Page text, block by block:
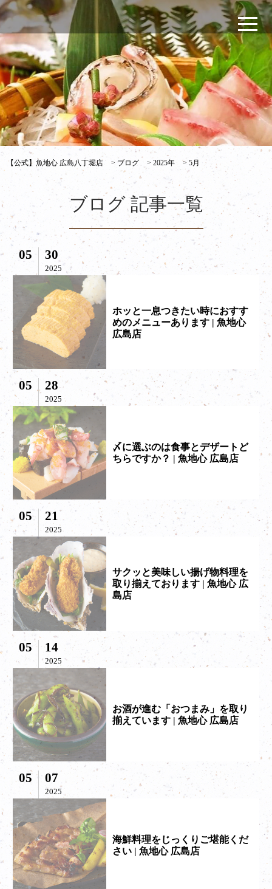
【公式】魚地心 広島八丁堀店 > ブログ >2025年 >5月
ブログ 記事一覧
05 30
2025
ホッと一息つきたい時におすす
めのメニューあります | 魚地心
広島店
05 28
2025
〆に選ぶのは食事とデザートど
ちらですか？ | 魚地心 広島店
05 21
2025
サクッと美味しい揚げ物料理を
取り揃えております | 魚地心 広
島店
05 14
2025
お酒が進む「おつまみ」を取り
揃えています | 魚地心 広島店
05 07
2025
海鮮料理をじっくりご堪能くだ
さい | 魚地心 広島店